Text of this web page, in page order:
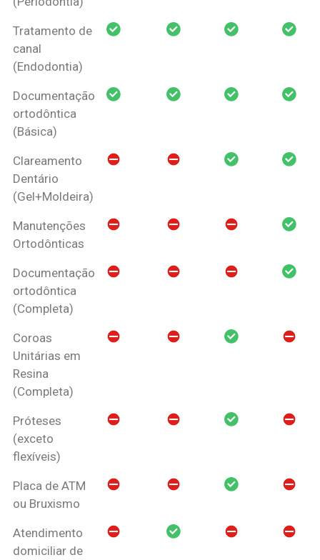
Tratamento de
canal
(Endodontia)
Documentação
ortodôntica
(Básica)
Clareamento
Dentário
(Gel+Moldeira)
Manutenções
Ortodônticas
Documentação
ortodôntica
(Completa)
Coroas
Unitárias em
Resina
(Completa)
Próteses
(exceto
flexíveis)
Placa de ATM
ou Bruxismo
Atendimento
domiciliar de